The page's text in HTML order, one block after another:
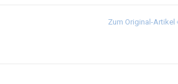
Zum Original-Artikel